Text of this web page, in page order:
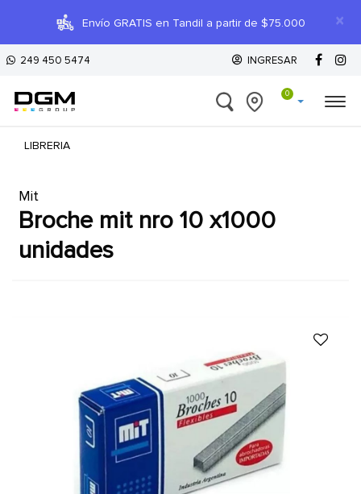
×
Envío GRATIS en Tandil a partir de $75.000
249 450 5474 INGRESAR
0
LIBRERIA
Mit
broche mit nro 10 x1000
unidades